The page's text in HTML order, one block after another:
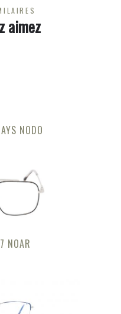
aimez
NODO
NOAR